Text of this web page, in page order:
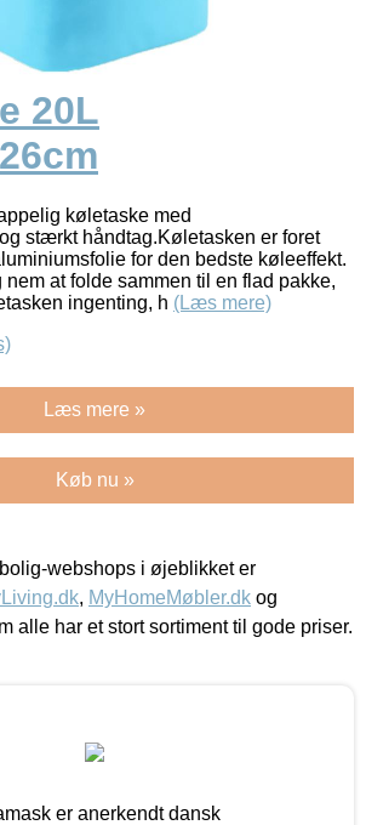
20L
køletaske med
stærkt håndtag.Køletasken er foret
for den bedste køleeffekt.
at folde sammen til en flad pakke,
ingenting, h (Læs mere)
Læs mere »
Køb nu »
webshops i øjeblikket er
, MyHomeMøbler.dk og
alle har et stort sortiment til gode priser.
er anerkendt dansk